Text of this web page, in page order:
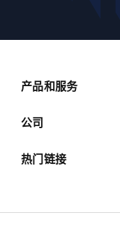
产品和服务
公司
热门链接